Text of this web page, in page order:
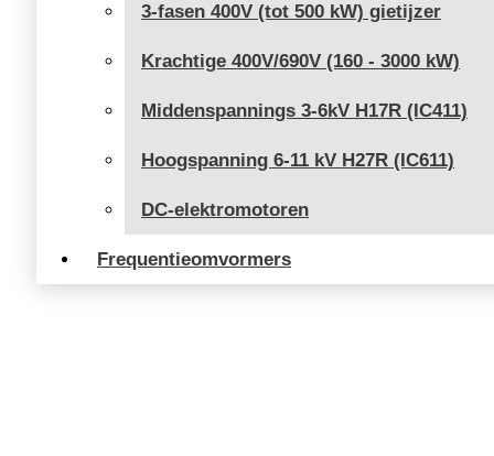
3-fasen 400V (tot 500 kW) gietijzer
Krachtige 400V/690V (160 - 3000 kW)
Middenspannings 3-6kV H17R (IC411)
Hoogspanning 6-11 kV H27R (IC611)
DC-elektromotoren
Frequentieomvormers